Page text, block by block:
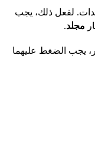
لفعل ذلك، يجب
مجلد.
يجب الضغط عليهما